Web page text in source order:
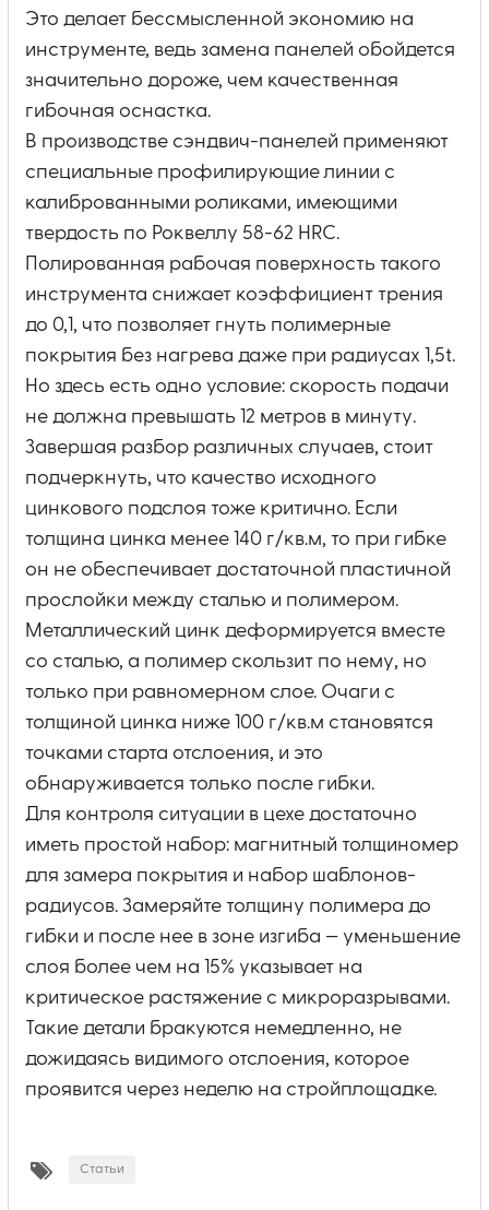
Это делает бессмысленной экономию на
инструменте, ведь замена панелей обойдется
значительно дороже, чем качественная
гибочная оснастка.
В производстве сэндвич-панелей применяют
специальные профилирующие линии с
калиброванными роликами, имеющими
твердость по Роквеллу 58-62 HRC.
Полированная рабочая поверхность такого
инструмента снижает коэффициент трения
до 0,1, что позволяет гнуть полимерные
покрытия без нагрева даже при радиусах 1,5t.
Но здесь есть одно условие: скорость подачи
не должна превышать 12 метров в минуту.
Завершая разбор различных случаев, стоит
подчеркнуть, что качество исходного
цинкового подслоя тоже критично. Если
толщина цинка менее 140 г/кв.м, то при гибке
он не обеспечивает достаточной пластичной
прослойки между сталью и полимером.
Металлический цинк деформируется вместе
со сталью, а полимер скользит по нему, но
только при равномерном слое. Очаги с
толщиной цинка ниже 100 г/кв.м становятся
точками старта отслоения, и это
обнаруживается только после гибки.
Для контроля ситуации в цехе достаточно
иметь простой набор: магнитный толщиномер
для замера покрытия и набор шаблонов-
радиусов. Замеряйте толщину полимера до
гибки и после нее в зоне изгиба — уменьшение
слоя более чем на 15% указывает на
критическое растяжение с микроразрывами.
Такие детали бракуются немедленно, не
дожидаясь видимого отслоения, которое
проявится через неделю на стройплощадке.
Статьи